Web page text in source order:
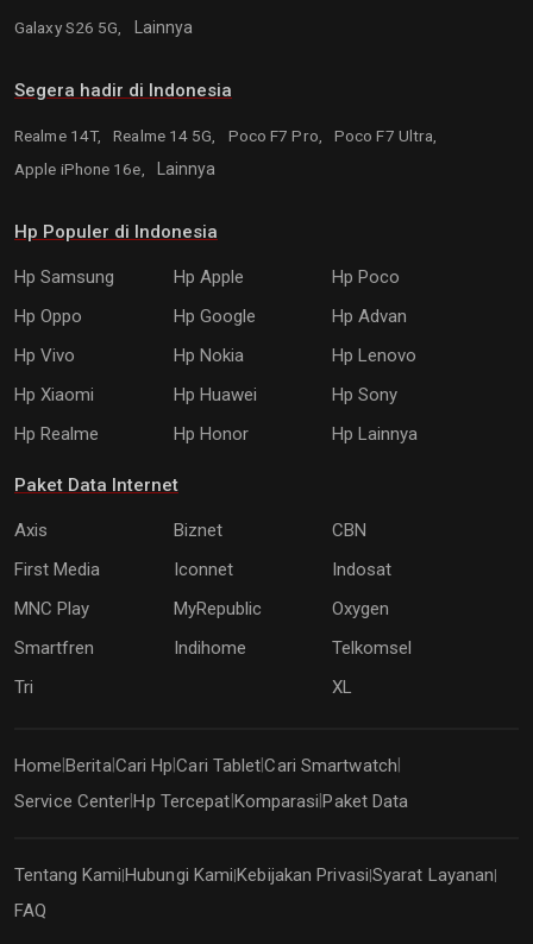
Galaxy S26 5G, Lainnya
Segera hadir di Indonesia
Realme 14T, Realme 14 5G, Poco F7 Pro,
Poco F7 Ultra,
Apple iPhone 16e,
Lainnya
Hp Populer di Indonesia
Hp Samsung Hp Apple
Hp Poco
Hp Oppo
Hp Google
Hp Advan
Hp Vivo
Hp Nokia
Hp Lenovo
Hp Xiaomi
Hp Huawei
Hp Sony
Hp Realme
Hp Honor Hp Lainnya
Paket Data Internet
Axis Biznet
CBN
First Media
Iconnet
Indosat
MNC Play
MyRepublic
Oxygen
Smartfren
Indihome
Telkomsel
Tri
XL
Home BeritaCari Hp |Cari Tablet|Cari Smartwatch
Service Center|Hp Tercepat Komparasi |Paket Data
Tentang Kami|Hubungi Kami|Kebijakan Privasi|Syarat Layanan|
FAQ